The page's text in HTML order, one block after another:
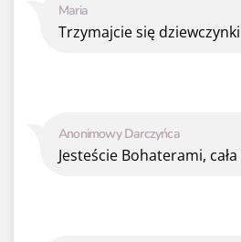
Anonimowy Darczyńca
Jesteście Bohaterami,
Maria
Trzymajcie się dziewczynki